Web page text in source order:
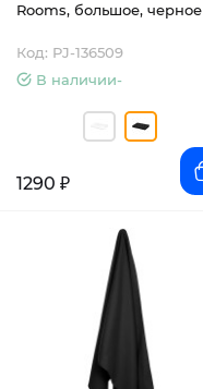
Rooms, большое, черное
Код: PJ-136509
В наличии-
1290 ₽